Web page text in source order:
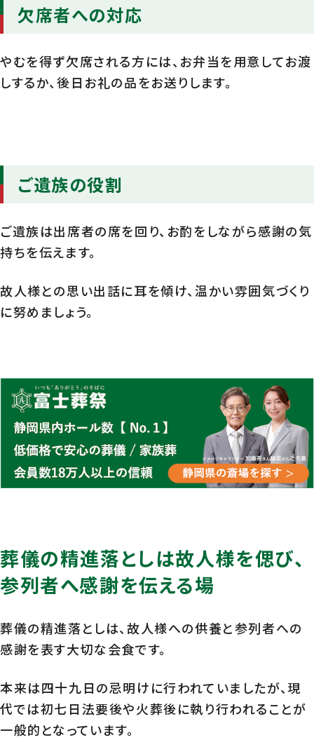
欠席者への対応
やむを得ず欠席される方には、お弁当を用意してお渡
しするか、後日お礼の品をお送りします。
ご遺族の役割
ご遺族は出席者の席を回り、お酌をしながら感謝の気
持ちを伝えます。
故人様との思い出話に耳を傾け、温かい雰囲気づくり
に努めましょう。
葬儀の精進落としは故人様を偲び、
参列者へ感謝を伝える場
葬儀の精進落としは、故人様への供養と参列者への
感謝を表す大切な会食です。
本来は四十九日の忌明けに行われていましたが、現
代では初七日法要後や火葬後に執り行われることが
一般的となっています。